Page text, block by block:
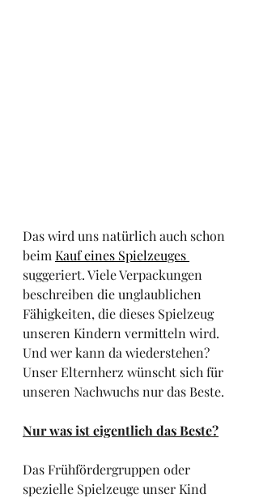
Das wird uns natürlich auch schon
beim Kauf eines Spielzeuges
suggeriert. Viele Verpackungen
beschreiben die unglaublichen
Fähigkeiten, die dieses Spielzeug
unseren Kindern vermitteln wird.
Und wer kann da wiederstehen?
Unser Elternherz wünscht sich für
unseren Nachwuchs nur das Beste.
Nur was ist eigentlich das Beste?
Das Frühfördergruppen oder
spezielle Spielzeuge unser Kind